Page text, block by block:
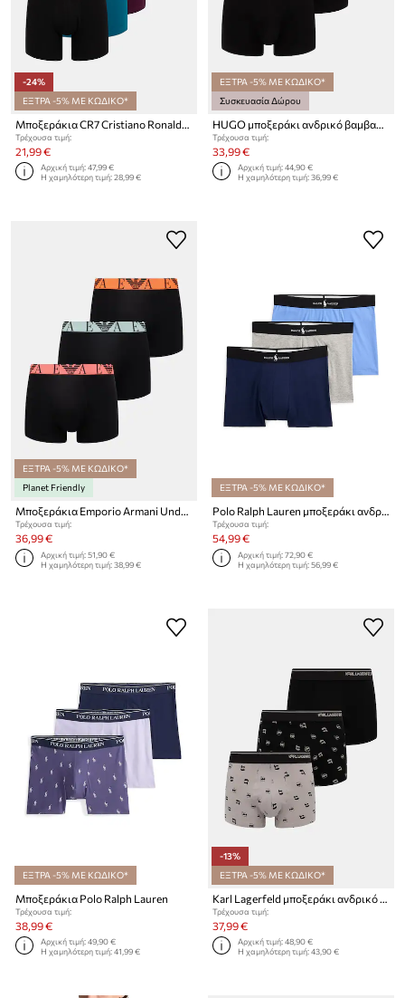
-24%
ΕΞΤΡΑ -5% ΜΕ ΚΩΔΙΚΟ*
Μποξεράκια CR7 Cristiano Ronaldo 5-pack
Τρέχουσα τιμή:
21,99 €
Αρχική τιμή:47,99 €
Η χαμηλότερη τιμή:28,99 €
ΕΞΤΡΑ -5% ΜΕ ΚΩΔΙΚΟ*
Συσκευασία Δώρου
HUGO μποξεράκι ανδρικό βαμβακερό με ελαστάν TRUNK TRIPLET PACK 3-pack
Τρέχουσα τιμή:
33,99 €
Αρχική τιμή:44,90 €
Η χαμηλότερη τιμή:36,99 €
ΕΞΤΡΑ -5% ΜΕ ΚΩΔΙΚΟ*
Planet Friendly
Μποξεράκια Emporio Armani Underwear 3-pack
Τρέχουσα τιμή:
36,99 €
Αρχική τιμή:51,90 €
Η χαμηλότερη τιμή:38,99 €
ΕΞΤΡΑ -5% ΜΕ ΚΩΔΙΚΟ*
Polo Ralph Lauren μποξεράκι ανδρικό με βαμβάκι 3-pack
Τρέχουσα τιμή:
54,99 €
Αρχική τιμή:72,90 €
Η χαμηλότερη τιμή:56,99 €
ΕΞΤΡΑ -5% ΜΕ ΚΩΔΙΚΟ*
Μποξεράκια Polo Ralph Lauren
Τρέχουσα τιμή:
38,99 €
Αρχική τιμή:49,90 €
Η χαμηλότερη τιμή:41,99 €
-13%
ΕΞΤΡΑ -5% ΜΕ ΚΩΔΙΚΟ*
Τρέχουσα τιμή:
37,99 €
Αρχική τιμή:48,90 €
Η χαμηλότερη τιμή:43,90 €